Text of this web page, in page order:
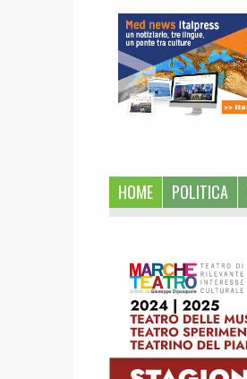
HOME POLITICA